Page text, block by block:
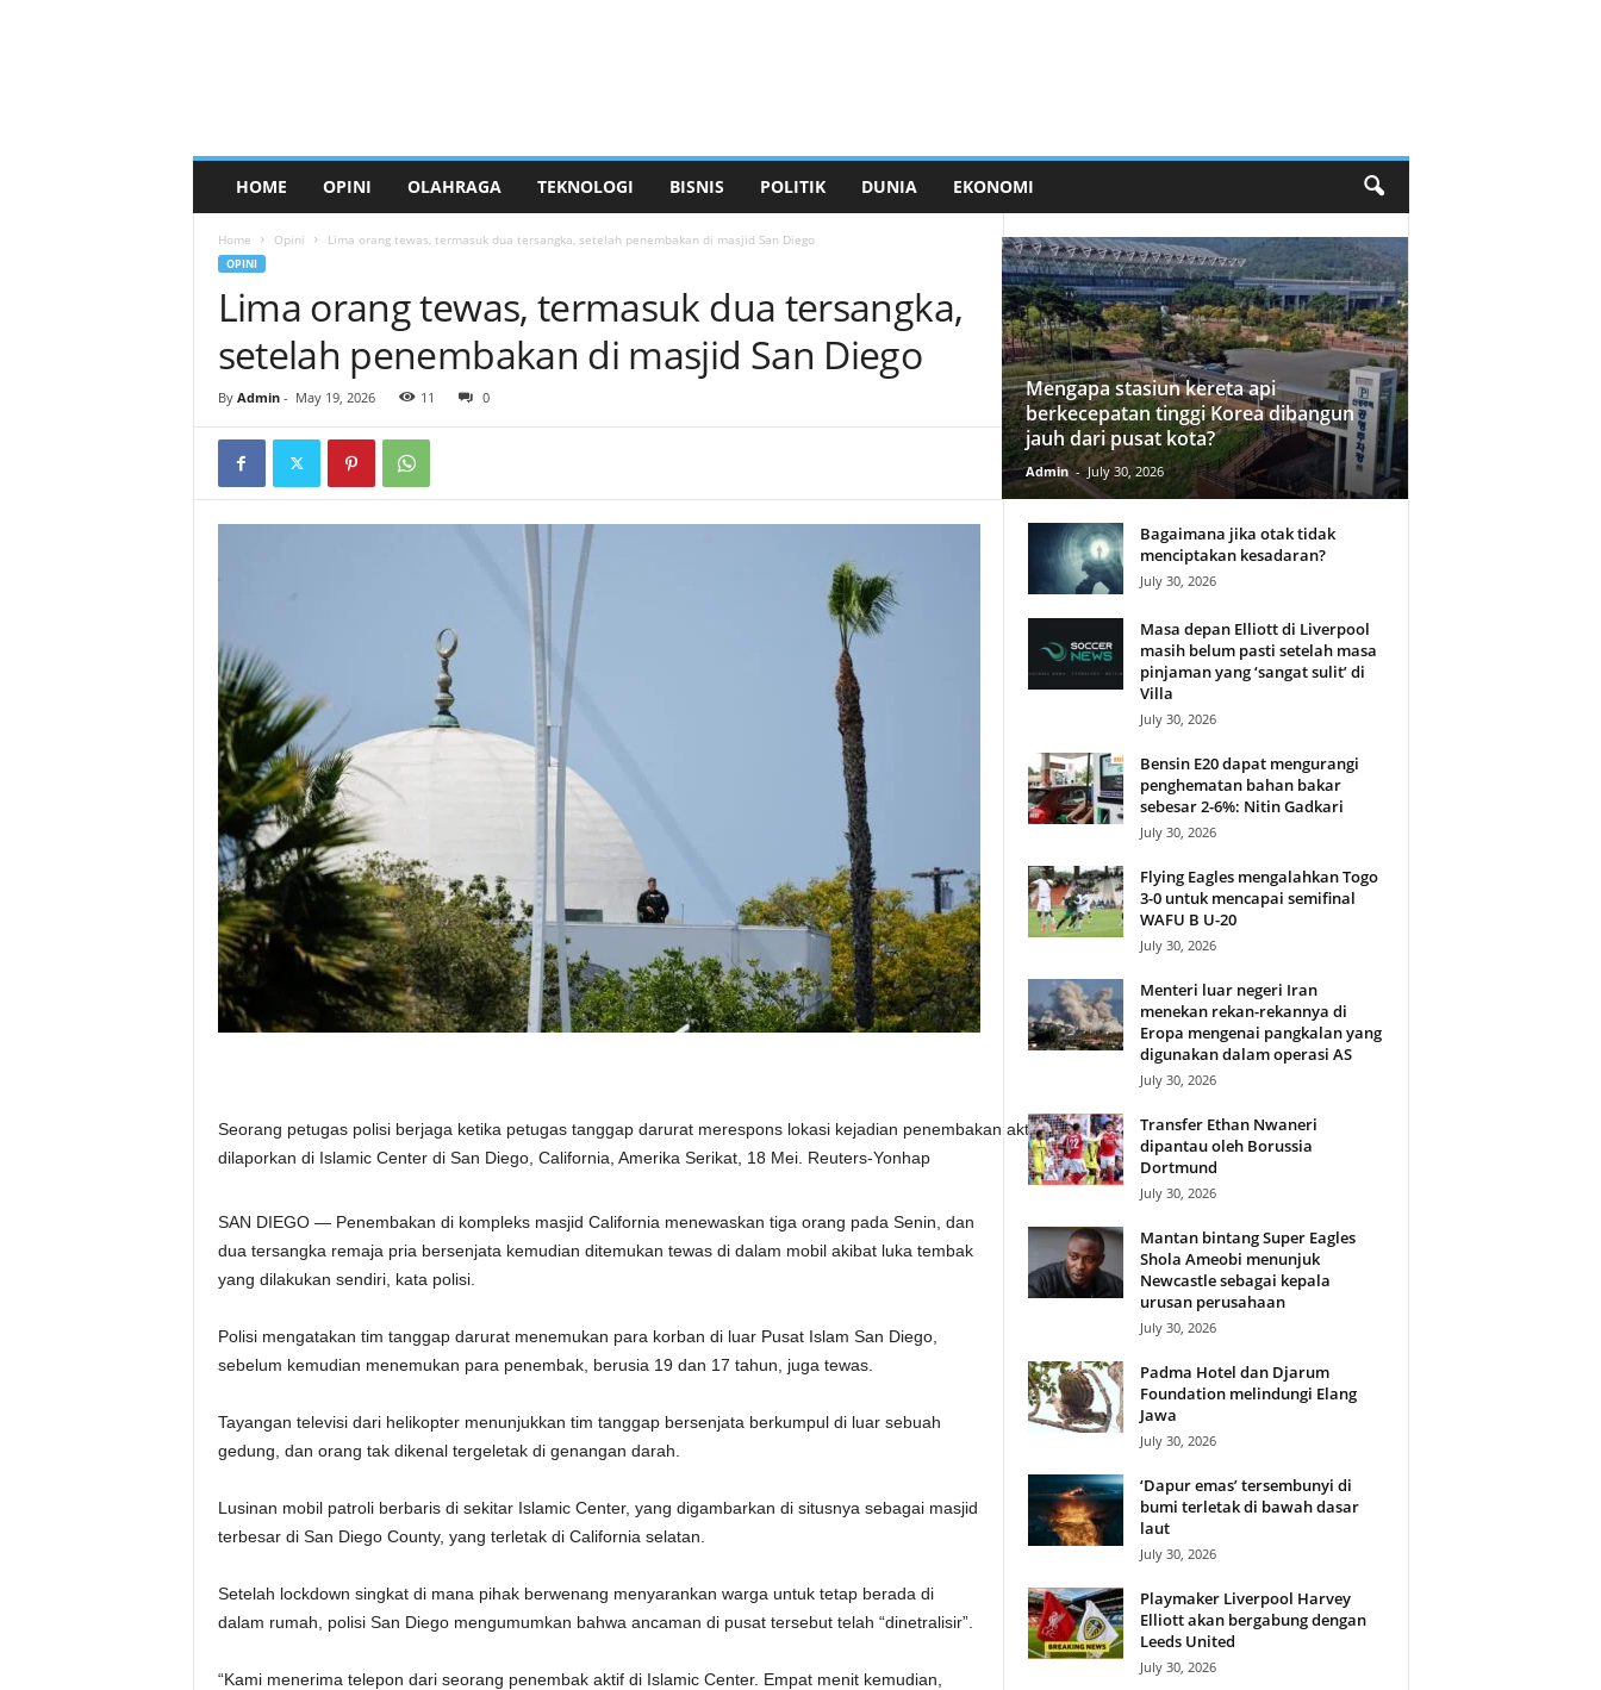
HOME OPINI OLAHRAGA TEKNOLOGI BISNIS POLITIK DUNIA EKONOMI
Home Opini Lima orang tewas, termasuk dua tersangka, setelah penembakan di masjid San Diego
OPINI
Lima orang tewas, termasuk dua tersangka,
setelah penembakan di masjid San Diego
By Admin- May 19, 2026 11 0
Seorang petugas polisi berjaga ketika petugas tanggap darurat merespons lokasi kejadian penembakan aktif yang
dilaporkan di Islamic Center di San Diego, California, Amerika Serikat, 18 Mei. Reuters-Yonhap
SAN DIEGO — Penembakan di kompleks masjid California menewaskan tiga orang pada Senin, dan
dua tersangka remaja pria bersenjata kemudian ditemukan tewas di dalam mobil akibat luka tembak
yang dilakukan sendiri, kata polisi.
Polisi mengatakan tim tanggap darurat menemukan para korban di luar Pusat Islam San Diego,
sebelum kemudian menemukan para penembak, berusia 19 dan 17 tahun, juga tewas.
Tayangan televisi dari helikopter menunjukkan tim tanggap bersenjata berkumpul di luar sebuah
gedung, dan orang tak dikenal tergeletak di genangan darah.
Lusinan mobil patroli berbaris di sekitar Islamic Center, yang digambarkan di situsnya sebagai masjid
terbesar di San Diego County, yang terletak di California selatan.
Setelah lockdown singkat di mana pihak berwenang menyarankan warga untuk tetap berada di
dalam rumah, polisi San Diego mengumumkan bahwa ancaman di pusat tersebut telah “dinetralisir”.
“Kami menerima telepon dari seorang penembak aktif di Islamic Center. Empat menit kemudian,
Mengapa stasiun kereta api
berkecepatan tinggi Korea dibangun
jauh dari pusat kota?
Admin - July 30, 2026
Bagaimana jika otak tidak
menciptakan kesadaran?
July 30, 2026
Masa depan Elliott di Liverpool
masih belum pasti setelah masa
pinjaman yang ‘sangat sulit’ di
Villa
July 30, 2026
Bensin E20 dapat mengurangi
penghematan bahan bakar
sebesar 2-6%: Nitin Gadkari
July 30, 2026
Flying Eagles mengalahkan Togo
3-0 untuk mencapai semifinal
WAFU B U-20
July 30, 2026
Menteri luar negeri Iran
menekan rekan-rekannya di
Eropa mengenai pangkalan yang
digunakan dalam operasi AS
July 30, 2026
Transfer Ethan Nwaneri
dipantau oleh Borussia
Dortmund
July 30, 2026
Mantan bintang Super Eagles
Shola Ameobi menunjuk
Newcastle sebagai kepala
urusan perusahaan
July 30, 2026
Padma Hotel dan Djarum
Foundation melindungi Elang
Jawa
July 30, 2026
‘Dapur emas’ tersembunyi di
bumi terletak di bawah dasar
laut
July 30, 2026
Playmaker Liverpool Harvey
Elliott akan bergabung dengan
Leeds United
July 30, 2026